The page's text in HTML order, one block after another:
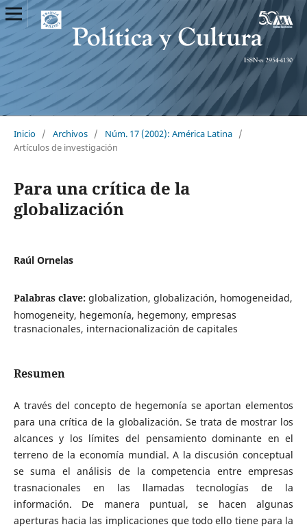
Inicio / Archivos / Núm. 17 (2002): América Latina /
Artículos de investigación
Para una crítica de la
globalización
Raúl Ornelas
Palabras clave: globalization, globalización, homogeneidad,
homogeneity, hegemonía, hegemony, empresas
trasnacionales, internacionalización de capitales
Resumen
A través del concepto de hegemonía se aportan elementos
para una crítica de la globalización. Se trata de mostrar los
alcances y los límites del pensamiento dominante en el
terreno de la economía mundial. A la discusión conceptual
se suma el análisis de la competencia entre empresas
trasnacionales en las llamadas tecnologías de la
información. De manera puntual, se hacen algunas
aperturas hacia las implicaciones que todo ello tiene para la